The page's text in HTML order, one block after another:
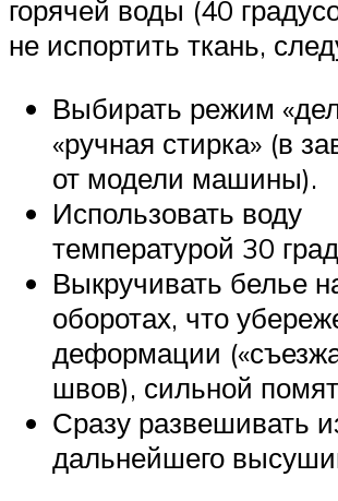
горячей воды (40
не испортить ткань,
Выбирать режим
«ручная стирка» (в
от модели машины).
Использовать воду
температурой 30
Выкручивать белье
оборотах, что
деформации
швов), сильной
Сразу развешивать
дальнейшего